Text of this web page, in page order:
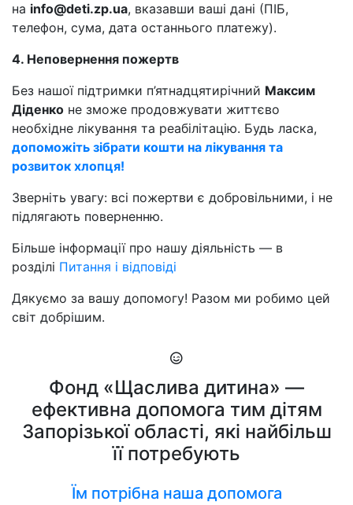
на info@deti.zp.ua, вказавши ваші дані (ПІБ,
телефон, сума, дата останнього платежу).
4. Неповернення пожертв
Без нашої підтримки п’ятнадцятирічний Максим
Діденко не зможе продовжувати життєво
необхідне лікування та реабілітацію. Будь ласка,
допоможіть зібрати кошти на лікування та
розвиток хлопця!
Зверніть увагу: всі пожертви є добровільними, і не
підлягають поверненню.
Більше інформації про нашу діяльність — в
розділі Питання і відповіді
Дякуємо за вашу допомогу! Разом ми робимо цей
світ добрішим.
Фонд «Щаслива дитина» —
ефективна допомога тим дітям
Запорізької області, які найбільш
її потребують
Їм потрібна наша допомога